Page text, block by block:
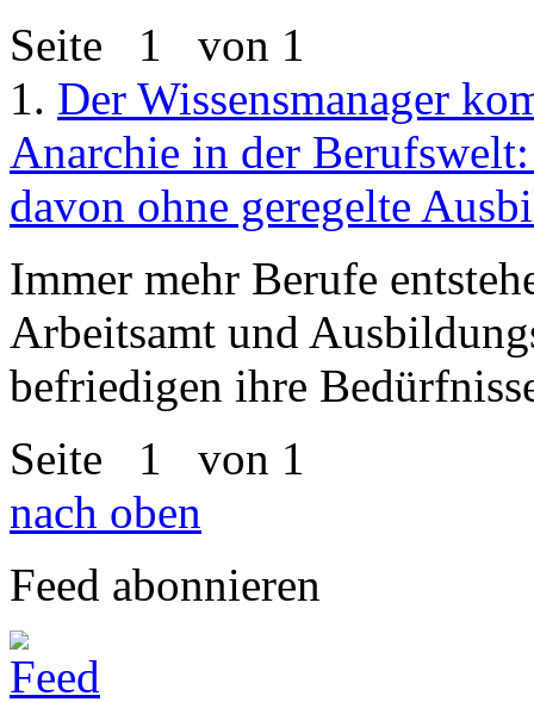
Seite 1 von 1
1. Der Wissensmanager
Anarchie in der
davon ohne geregelte
Immer mehr Berufe
Arbeitsamt und
befriedigen ihre
Seite 1 von 1
nach oben
Feed abonnieren